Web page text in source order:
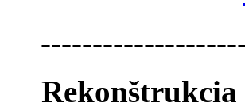
Rekonštrukcia